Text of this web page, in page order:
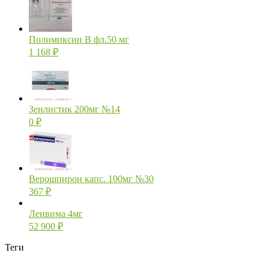
Полимиксин В фл.50 мг
1 168 ₽
Зенлистик 200мг №14
0 ₽
Верошпирон капс. 100мг №30
367 ₽
Ленвима 4мг
52 900 ₽
Теги